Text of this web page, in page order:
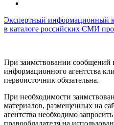
Экспертный информационный
в каталоге российских СМИ
При заимствовании сообщений
информационного агентства
первоисточник обязательна.
При необходимости
материалов, размещенных на
агентства необходимо
правообладателя на